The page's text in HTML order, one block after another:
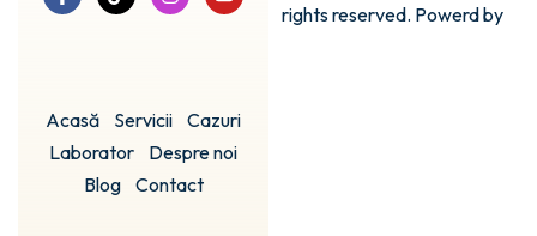
Acasă Servicii Cazuri
Laborator
Despre noi
Blog
Contact
rights reserved. Powerd by